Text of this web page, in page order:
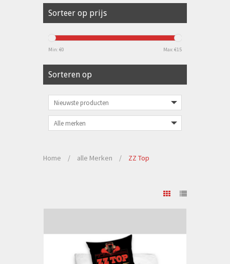
Sorteer op prijs
Min: €0 Max: €15
Sorteren op
Home / alle Merken / ZZ Top